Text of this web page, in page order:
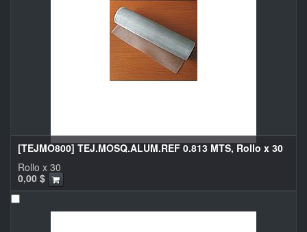
[TEJMO800] TEJ.MOSQ.ALUM.REF 0.813 MTS, Rollo x 30
0,00 $
Rollo x 30